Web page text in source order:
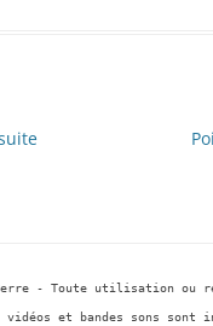
- Toute utilisation ou
vidéos et bandes sons sont